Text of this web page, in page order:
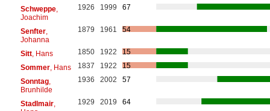
Schweppe,
Joachim
1926 1999 67
Senfter,
Johanna
1879 1961 54
Sitt, Hans 1850 1922
15
Sommer, Hans 1837 1922
15
Sonntag,
Brunhilde
1936 2002 57
Stadlmair,
1929 2019 64